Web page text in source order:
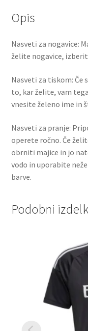
Opis
Nasveti za nogavice:
želite nogavice,
Nasveti za tiskom: Če
to, kar želite, vam
vnesite želeno ime in
Nasveti za pranje:
operete ročno. Če
obrniti majice in jo
vodo in uporabite
barve.
Podobni